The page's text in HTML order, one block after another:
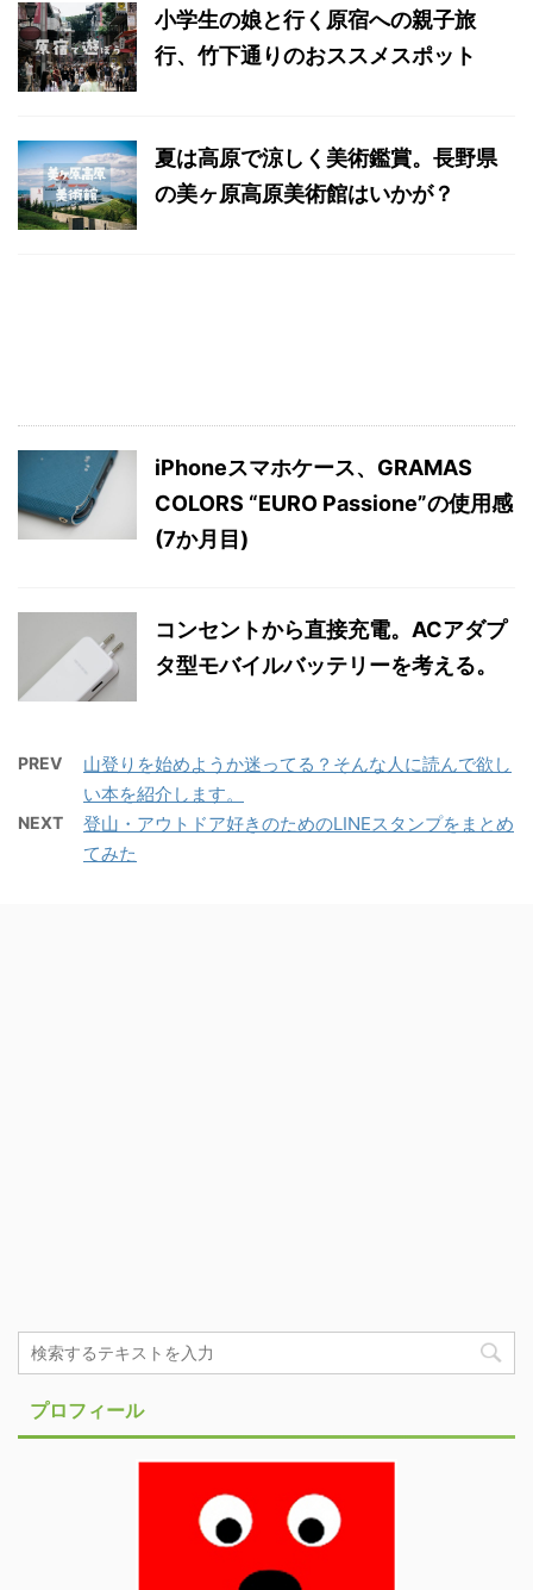
小学生の娘と行く原宿への親子旅
行、竹下通りのおススメスポット
夏は高原で涼しく美術鑑賞。長野県
の美ヶ原高原美術館はいかが？
iPhoneスマホケース、GRAMAS
COLORS “EURO Passione”の使用感
(7か月目)
コンセントから直接充電。ACアダプ
タ型モバイルバッテリーを考える。
PREV
山登りを始めようか迷ってる？そんな人に読んで欲し
い本を紹介します。
NEXT
登山・アウトドア好きのためのLINEスタンプをまとめ
てみた
プロフィール